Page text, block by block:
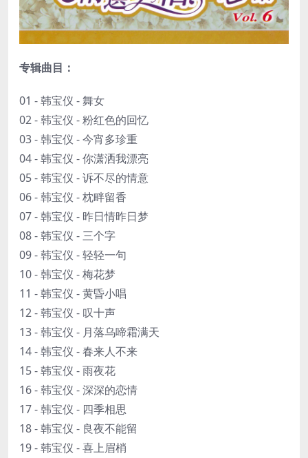
专辑曲目：
01 - 韩宝仪 - 舞女
02 - 韩宝仪 - 粉红色的回忆
03 - 韩宝仪 - 今宵多珍重
04 - 韩宝仪 - 你潇洒我漂亮
05 - 韩宝仪 - 诉不尽的情意
06 - 韩宝仪 - 枕畔留香
07 - 韩宝仪 - 昨日情昨日梦
08 - 韩宝仪 - 三个字
09 - 韩宝仪 - 轻轻一句
10 - 韩宝仪 - 梅花梦
11 - 韩宝仪 - 黄昏小唱
12 - 韩宝仪 - 叹十声
13 - 韩宝仪 - 月落乌啼霜满天
14 - 韩宝仪 - 春来人不来
15 - 韩宝仪 - 雨夜花
16 - 韩宝仪 - 深深的恋情
17 - 韩宝仪 - 四季相思
18 - 韩宝仪 - 良夜不能留
19 - 韩宝仪 - 喜上眉梢